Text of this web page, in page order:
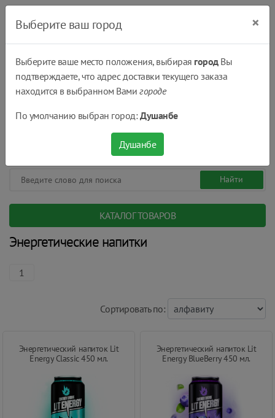
КАТАЛОГ ТОВАРОВ
Энергетические напитки
1
Cортировать по:
Энергетический напиток Lit
Energy Classic 450 мл.
Энергетический напиток Lit
Energy BlueBerry 450 мл.
Выберите ваш город ×
Выберите ваше место положения, выбирая городВы
подтверждаете, что адрес доставки текущего заказа
находится в выбранном Вамигороде
По умолчанию выбран город:Душанбе
Душанбе